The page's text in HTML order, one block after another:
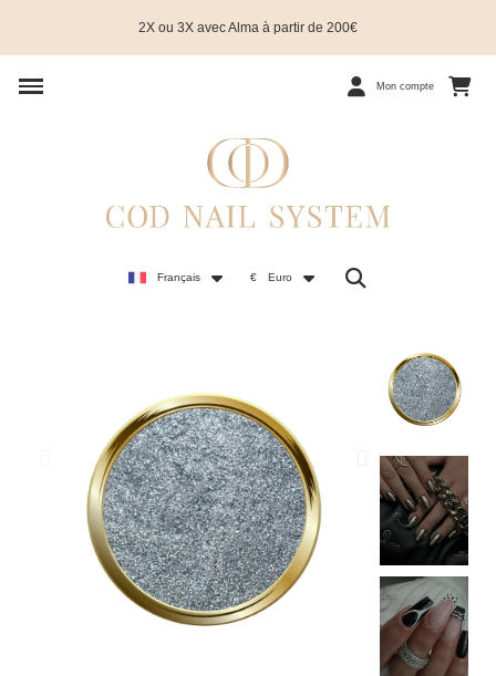
2X ou 3X avec Alma à partir de 200€
Mon compte
Français € Euro